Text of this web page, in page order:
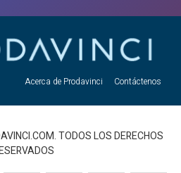
Acerca de Prodavinci Contáctenos
TODOS LOS DERECHOS